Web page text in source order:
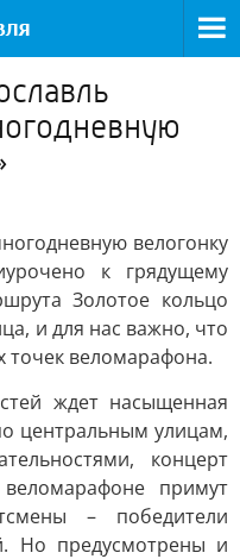
велогонку
к грядущему
Золотое кольцо
и для нас важно, что
точек веломарафона.
ждет насыщенная
центральным улицам,
концерт
примут
– победители
Но предусмотрены и